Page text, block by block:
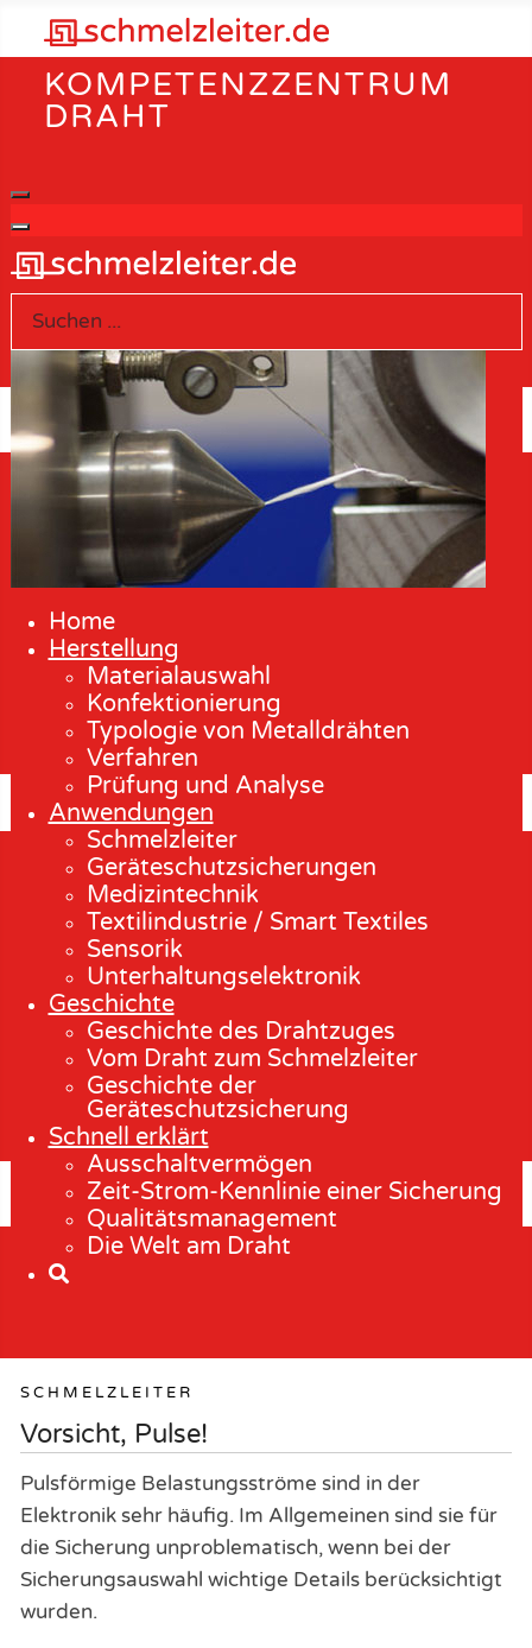
KOMPETENZZENTRUM
DRAHT
Home
Herstellung
Materialauswahl
Konfektionierung
Typologie von Metalldrähten
Verfahren
Prüfung und Analyse
Anwendungen
Schmelzleiter
Geräteschutzsicherungen
Medizintechnik
Textilindustrie / Smart Textiles
Sensorik
Unterhaltungselektronik
Geschichte
Geschichte des Drahtzuges
Vom Draht zum Schmelzleiter
Geschichte der
Geräteschutzsicherung
Schnell erklärt
Ausschaltvermögen
Zeit-Strom-Kennlinie einer Sicherung
Qualitätsmanagement
Die Welt am Draht
SCHMELZLEITER
Vorsicht, Pulse!
Pulsförmige Belastungsströme sind in der
Elektronik sehr häufig. Im Allgemeinen sind sie für
die Sicherung unproblematisch, wenn bei der
Sicherungsauswahl wichtige Details berücksichtigt
wurden.